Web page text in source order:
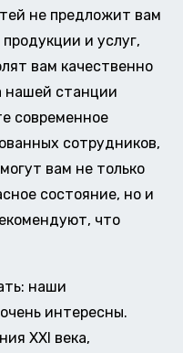
не предложит вам
и услуг,
вам качественно
нашей станции
современное
сотрудников,
вам не только
состояние, но и
что
наши
интересны.
XXI века,